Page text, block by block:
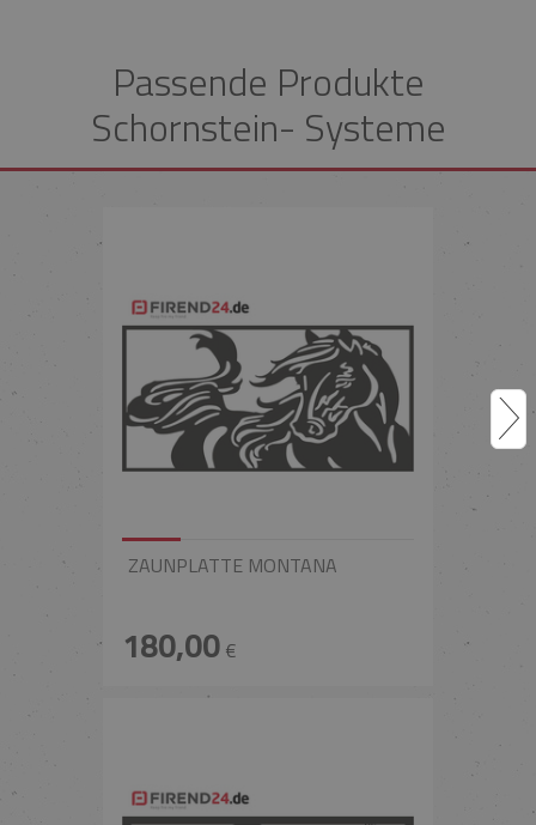
Passende Produkte
Schornstein- Systeme
ZAUNPLATTE MONTANA
180,00€